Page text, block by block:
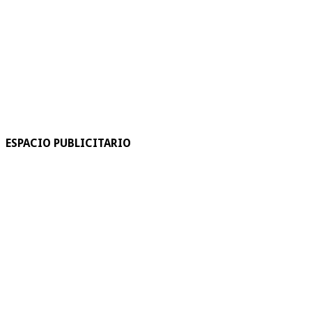
ESPACIO PUBLICITARIO